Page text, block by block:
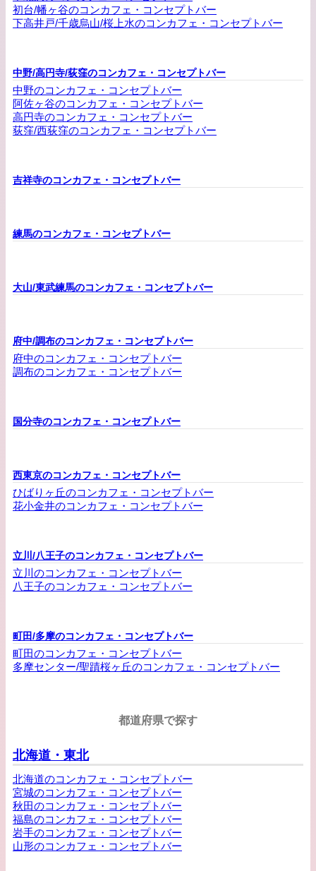
初台/幡ヶ谷のコンカフェ・コンセプトバー
下高井戸/千歳烏山/桜上水のコンカフェ・コンセプトバー
中野/高円寺/荻窪のコンカフェ・コンセプトバー
中野のコンカフェ・コンセプトバー
阿佐ヶ谷のコンカフェ・コンセプトバー
高円寺のコンカフェ・コンセプトバー
荻窪/西荻窪のコンカフェ・コンセプトバー
吉祥寺のコンカフェ・コンセプトバー
練馬のコンカフェ・コンセプトバー
大山/東武練馬のコンカフェ・コンセプトバー
府中/調布のコンカフェ・コンセプトバー
府中のコンカフェ・コンセプトバー
調布のコンカフェ・コンセプトバー
国分寺のコンカフェ・コンセプトバー
西東京のコンカフェ・コンセプトバー
ひばりヶ丘のコンカフェ・コンセプトバー
花小金井のコンカフェ・コンセプトバー
立川/八王子のコンカフェ・コンセプトバー
立川のコンカフェ・コンセプトバー
八王子のコンカフェ・コンセプトバー
町田/多摩のコンカフェ・コンセプトバー
町田のコンカフェ・コンセプトバー
多摩センター/聖蹟桜ヶ丘のコンカフェ・コンセプトバー
都道府県で探す
北海道・東北
北海道のコンカフェ・コンセプトバー
宮城のコンカフェ・コンセプトバー
秋田のコンカフェ・コンセプトバー
福島のコンカフェ・コンセプトバー
岩手のコンカフェ・コンセプトバー
山形のコンカフェ・コンセプトバー